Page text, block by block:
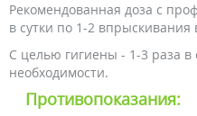
Рекомендованная доза с
в сутки по 1-2
С целью гигиены - 1-3 раза в
необходимости.
Противопоказания: